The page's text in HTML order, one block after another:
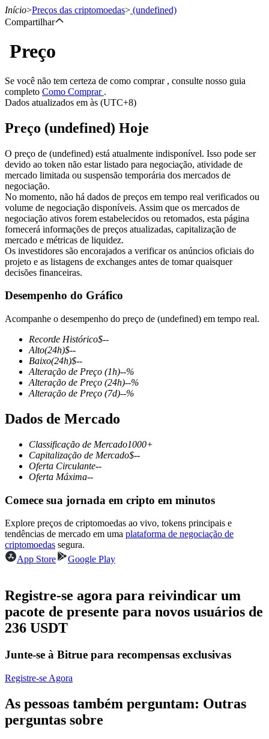
Futuros
Futuros de USDT
Futuros usando USDT como garantia
Futuros COIN-M
Futuros de criptomoeda
TradFi
Futuros de USDC
Futuros usando USDC como garantia
Copiar Trading
Início>Preços das criptomoedas> (undefined)
Compartilhar
Preço
Se você não tem certeza de como comprar , consulte nosso guia
completo Como Comprar .
Dados atualizados em às (UTC+8)
Preço (undefined) Hoje
O preço de (undefined) está atualmente indisponível. Isso pode ser
devido ao token não estar listado para negociação, atividade de
mercado limitada ou suspensão temporária dos mercados de
negociação.
No momento, não há dados de preços em tempo real verificados ou
volume de negociação disponíveis. Assim que os mercados de
negociação ativos forem estabelecidos ou retomados, esta página
fornecerá informações de preços atualizadas, capitalização de
mercado e métricas de liquidez.
Os investidores são encorajados a verificar os anúncios oficiais do
projeto e as listagens de exchanges antes de tomar quaisquer
decisões financeiras.
Desempenho do Gráfico
Acompanhe o desempenho do preço de (undefined) em tempo real.
Recorde Histórico$--
Alto(24h)$--
Baixo(24h)$--
Alteração de Preço (1h)--%
Alteração de Preço (24h)--%
Alteração de Preço (7d)--%
Dados de Mercado
Classificação de Mercado1000+
Capitalização de Mercado$--
Oferta Circulante--
Oferta Máxima--
Comece sua jornada em cripto em minutos
Explore preços de criptomoedas ao vivo, tokens principais e
tendências de mercado em uma plataforma de negociação de
criptomoedas segura.
App Store
Google Play
Registre-se agora para reivindicar um
pacote de presente para novos usuários de
236 USDT
Junte-se à Bitrue para recompensas exclusivas
Registre-se Agora
As pessoas também perguntam: Outras
perguntas sobre